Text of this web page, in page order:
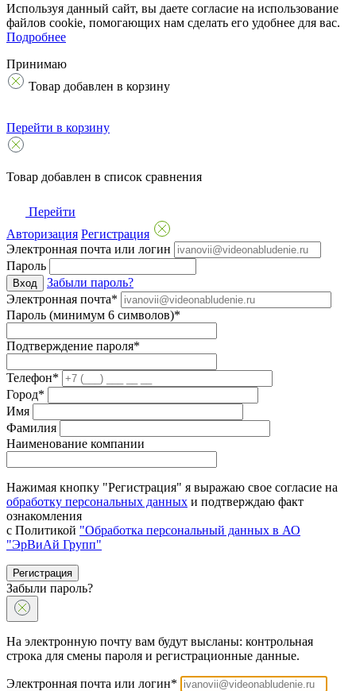
Используя данный сайт, вы даете согласие на использование
файлов cookie, помогающих нам сделать его удобнее для вас.
Подробнее
Принимаю
Товар добавлен в корзину
Перейти в корзину
Товар добавлен в список сравнения
Перейти
Авторизация Регистрация
Электронная почта или логин
Пароль
Вход
Забыли пароль?
Электронная почта*
Пароль (минимум 6 символов)*
Подтверждение пароля*
Телефон*
Город*
Имя
Фамилия
Наименование компании
Нажимая кнопку "Регистрация" я выражаю свое согласие на
обработку персональных данных и подтверждаю факт
ознакомления
с Политикой "Обработка персональный данных в АО
"ЭрВиАй Групп"
Регистрация
Забыли пароль?
На электронную почту вам будут высланы: контрольная
строка для смены пароля и регистрационные данные.
Электронная почта или логин*